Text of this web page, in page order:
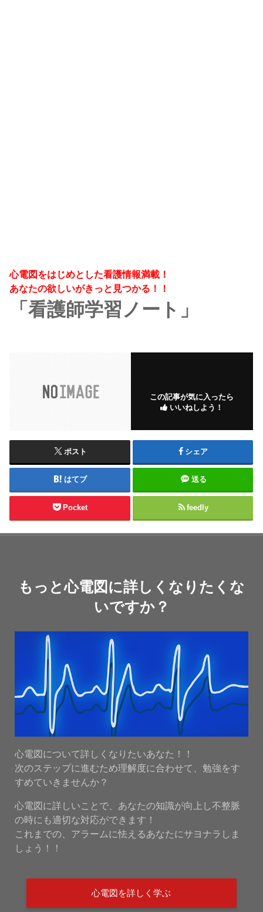
心電図をはじめとした看護情報満載！
あなたの欲しいがきっと見つかる！！
「看護師学習ノート」
この記事が気に入ったら
いいねしよう！
ポスト シェア
はてブ 送る
Pocket feedly
もっと心電図に詳しくなりたくな
いですか？
心電図について詳しくなりたいあなた！！
次のステップに進むため理解度に合わせて、勉強をす
すめていきませんか？
心電図に詳しいことで、あなたの知識が向上し不整脈
の時にも適切な対応ができます！
これまでの、アラームに怯えるあなたにサヨナラしま
しょう！！
心電図を詳しく学ぶ